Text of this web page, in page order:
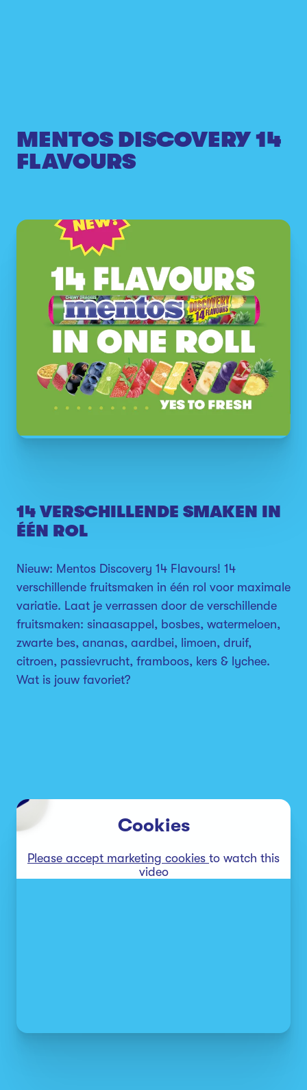
MENTOS DISCOVERY 14
FLAVOURS
14 VERSCHILLENDE SMAKEN IN
ÉÉN ROL
Nieuw: Mentos Discovery 14 Flavours! 14
verschillende fruitsmaken in één rol voor maximale
variatie. Laat je verrassen door de verschillende
fruitsmaken: sinaasappel, bosbes, watermeloen,
zwarte bes, ananas, aardbei, limoen, druif,
citroen, passievrucht, framboos, kers & lychee.
Wat is jouw favoriet?
Cookies
Please accept marketing cookies to watch this
video